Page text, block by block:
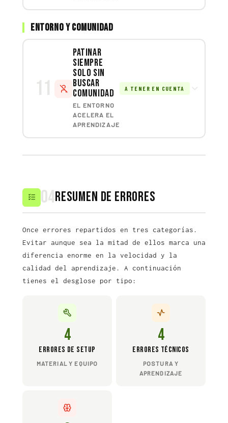
Entorno y comunidad
11
Patinar
siempre
solo sin
buscar
comunidad
EL ENTORNO
ACELERA EL
APRENDIZAJE
A TENER EN CUENTA
04Resumen de errores
Once errores repartidos en tres categorías.
Evitar aunque sea la mitad de ellos marca una
diferencia enorme en la velocidad y la
calidad del aprendizaje. A continuación
tienes el desglose por tipo:
4
Errores de setup
MATERIAL Y EQUIPO
4
Errores técnicos
POSTURA Y
APRENDIZAJE